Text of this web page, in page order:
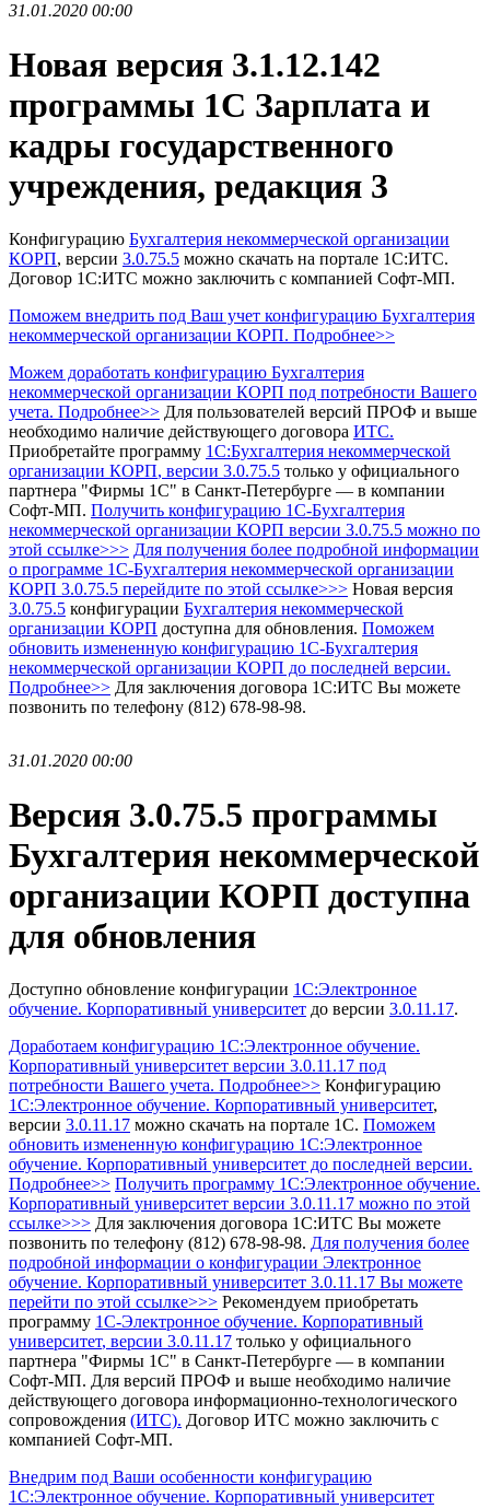
31.01.2020 00:00
Новая версия 3.1.12.142
программы 1С Зарплата и
кадры государственного
учреждения, редакция 3
Конфигурацию Бухгалтерия некоммерческой организации
КОРП, версии 3.0.75.5 можно скачать на портале 1С:ИТС.
Договор 1С:ИТС можно заключить с компанией Софт-МП.
Поможем внедрить под Ваш учет конфигурацию Бухгалтерия
некоммерческой организации КОРП. Подробнее>>
Можем доработать конфигурацию Бухгалтерия
некоммерческой организации КОРП под потребности Вашего
учета. Подробнее>> Для пользователей версий ПРОФ и выше
необходимо наличие действующего договора ИТС.
Приобретайте программу 1С:Бухгалтерия некоммерческой
организации КОРП, версии 3.0.75.5 только у официального
партнера "Фирмы 1С" в Санкт-Петербурге — в компании
Софт-МП. Получить конфигурацию 1С-Бухгалтерия
некоммерческой организации КОРП версии 3.0.75.5 можно по
этой ссылке>>> Для получения более подробной информации
о программе 1С-Бухгалтерия некоммерческой организации
КОРП 3.0.75.5 перейдите по этой ссылке>>> Новая версия
3.0.75.5 конфигурации Бухгалтерия некоммерческой
организации КОРП доступна для обновления. Поможем
обновить измененную конфигурацию 1С-Бухгалтерия
некоммерческой организации КОРП до последней версии.
Подробнее>> Для заключения договора 1С:ИТС Вы можете
позвонить по телефону (812) 678-98-98.
31.01.2020 00:00
Версия 3.0.75.5 программы
Бухгалтерия некоммерческой
организации КОРП доступна
для обновления
Доступно обновление конфигурации 1С:Электронное
обучение. Корпоративный университет до версии 3.0.11.17.
Доработаем конфигурацию 1С:Электронное обучение.
Корпоративный университет версии 3.0.11.17 под
потребности Вашего учета. Подробнее>> Конфигурацию
1С:Электронное обучение. Корпоративный университет,
версии 3.0.11.17 можно скачать на портале 1С. Поможем
обновить измененную конфигурацию 1С:Электронное
обучение. Корпоративный университет до последней версии.
Подробнее>> Получить программу 1С:Электронное обучение.
Корпоративный университет версии 3.0.11.17 можно по этой
ссылке>>> Для заключения договора 1С:ИТС Вы можете
позвонить по телефону (812) 678-98-98. Для получения более
подробной информации о конфигурации Электронное
обучение. Корпоративный университет 3.0.11.17 Вы можете
перейти по этой ссылке>>> Рекомендуем приобретать
программу 1С-Электронное обучение. Корпоративный
университет, версии 3.0.11.17 только у официального
партнера "Фирмы 1С" в Санкт-Петербурге — в компании
Софт-МП. Для версий ПРОФ и выше необходимо наличие
действующего договора информационно-технологического
сопровождения (ИТС). Договор ИТС можно заключить с
компанией Софт-МП.
Внедрим под Ваши особенности конфигурацию
1С:Электронное обучение. Корпоративный университет